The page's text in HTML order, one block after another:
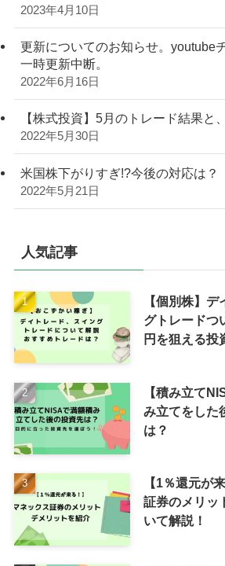
2023年4月10日
更新についてのお知らせ。youtube
一時更新中断。
2022年6月16日
【株式投資】5月のトレード結果と
2022年5月30日
米国株下がりすぎ!?今後の対応は？
2022年5月21日
人気記事
【個別株】
グトレードつ
円を狙える投
【積み立て
み立てをした
は？
【1％還元が
証券のメリッ
いて解説！